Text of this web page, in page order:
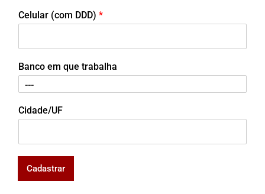
Celular (com DDD) *
Banco em que trabalha
Cidade/UF
Cadastrar